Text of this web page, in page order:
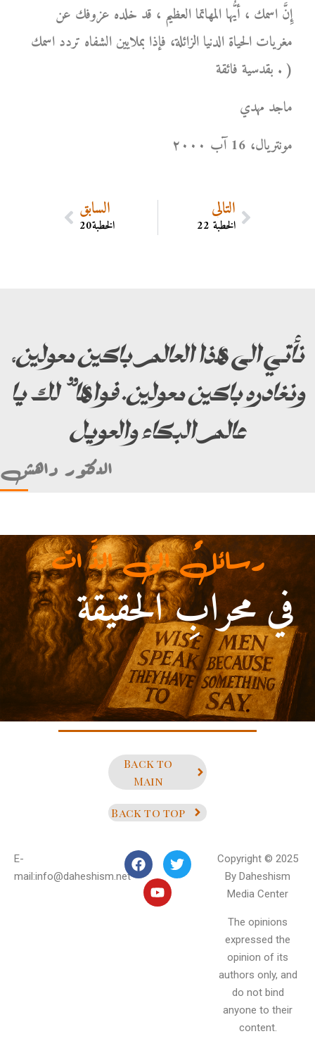
إِنَّ اسمك ، أيُّها المهاتما العظيم ، قد خلده عزوفك عن
مغريات الحياة الدنيا الزائلة، فإذا بملايين الشفاه تردد اسمك
بقدسية فائقة . )
ماجد مهدي
مونتریال، 16 آب ۲۰۰۰
السابق
الخطبة20
التالي
الخطبة 22
نأتي الى هذا العالم باكين معولين،
ونغادره باكين معولين. فواها” لك يا
عالم البكاء والعويل
الدكتور داهش
في محرابِ الحقيقة
علي بن أبي طالب)
رسائلٌ الى الذَّ ات
Back to
Main
Back to top
E-
mail:info@daheshism.net
Copyright © 2025
By Daheshism
Media Center
The opinions
expressed the
opinion of its
authors only, and
do not bind
anyone to their
content.